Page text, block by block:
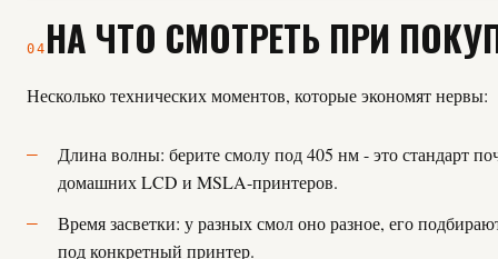
04 НА ЧТО СМОТРЕТЬ ПРИ
Несколько технических моментов, которые экономят нервы:
Длина волны: берите смолу под 405 нм - это стандарт
домашних LCD и MSLA-принтеров.
Время засветки: у разных смол оно разное, его
под конкретный принтер.